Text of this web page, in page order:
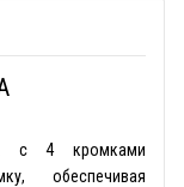
с 4 кромками
обеспечивая